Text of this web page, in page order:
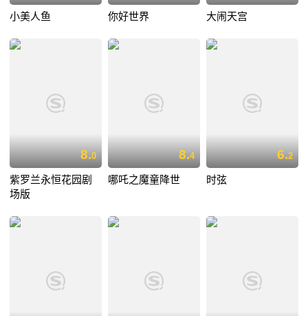
小美人鱼 你好世界 大闹天宫
8.0
紫罗兰永恒花园剧
场版
8.4
哪吒之魔童降世
6.2
时弦